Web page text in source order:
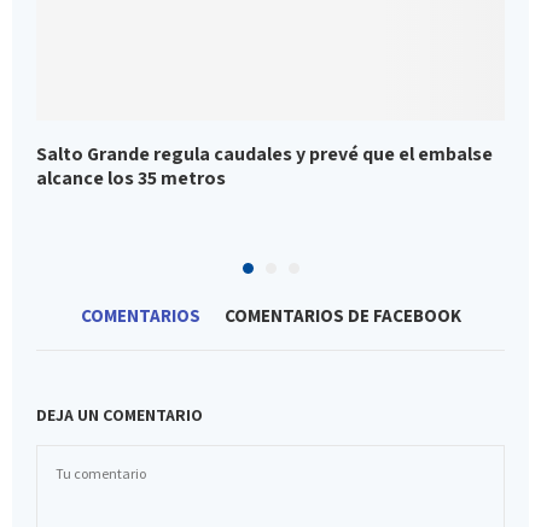
Salto Grande regula caudales y prevé que el embalse
alcance los 35 metros
COMENTARIOS COMENTARIOS DE FACEBOOK
DEJA UN COMENTARIO